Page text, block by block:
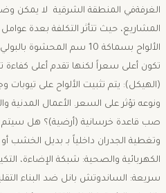
الغرفةفي المنطقة الشرقية ​لا يمكن
المشاريع، حيث تتأثر التكلفة بعدة
الألواح بسماكة 10 سم
تكون أعلى سعراً لكنها تقدم أعلى كفاءة
(الهيكل): يتم تثبيت الألواح على
ونوعه تؤثر على السعر. ​الأعمال المدنية
صب قاعدة خرسانية (أرضية)؟ هل سيتم
وتغطية الجدران داخلياً بـ بديل الخشب
الكهربائية والصحية: شبكة الإضاءة،
سريعة: الساندوتش بانل ضد البناء